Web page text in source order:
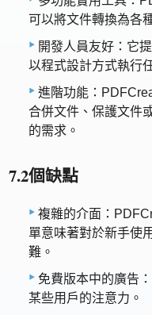
可以將文件轉換為各
開發人員友好：它
以程式設計方式執行
進階功能：
合併文件、保護文件
的需求。
7.2個缺點
複雜的介面：
單意味著對於新手使
難。
免費版本中的廣告
某些用戶的注意力。